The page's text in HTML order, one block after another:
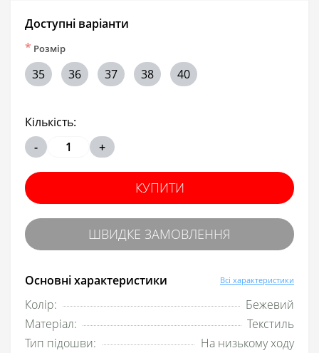
Основні характеристики Всі характеристики
Колір:
Бежевий
Матеріал:
Текстиль
Тип підошви:
На низькому ходу
Доступні варіанти
* Розмір
35 36 37 38 40
Кількість:
-
+
КУПИТИ
ШВИДКЕ ЗАМОВЛЕННЯ